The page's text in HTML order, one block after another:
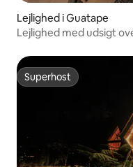
Lejlighed i Guatape
Lejlighed med udsigt
Superhost
Superhost